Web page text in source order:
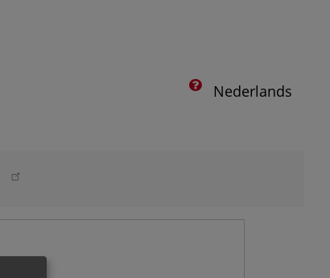
Nederlands